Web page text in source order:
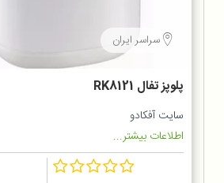
سراسر ایران
پلوپز تفال RK8121
سایت آفکادو
اطلاعات بیشتر...